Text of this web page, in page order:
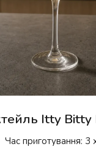
Itty Bitty
Час приготування: 3